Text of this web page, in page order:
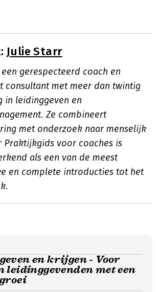
Julie Starr
gerespecteerd coach en
consultant met meer dan twintig
in leidinggeven en
Ze combineert
met onderzoek naar menselijk
Praktijkgids voor coaches is
als een van de meest
en complete introducties tot het
en krijgen - Voor
leidinggevenden met een